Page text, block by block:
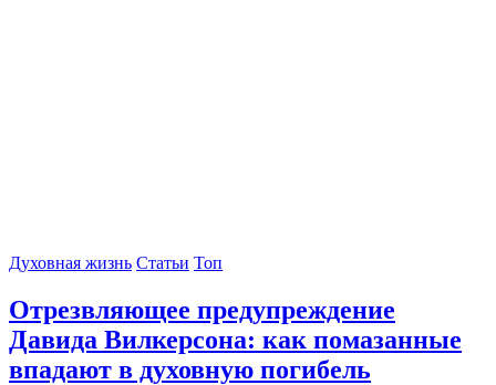
Духовная жизнь Статьи Топ
Отрезвляющее предупреждение
Давида Вилкерсона: как помазанные
впадают в духовную погибель